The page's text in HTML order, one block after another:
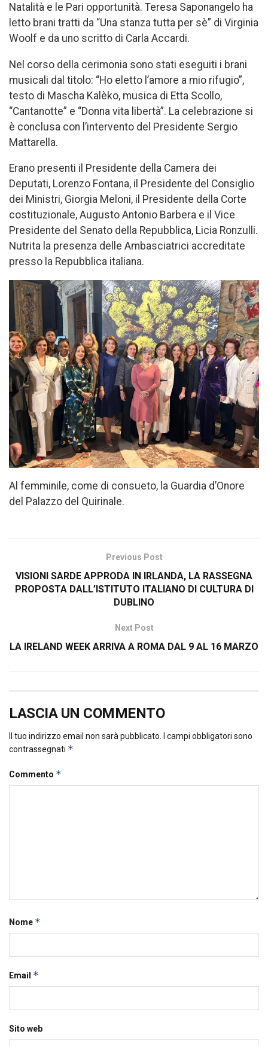
Natalità e le Pari opportunità. Teresa Saponangelo ha
letto brani tratti da “Una stanza tutta per sè” di Virginia
Woolf e da uno scritto di Carla Accardi.
Nel corso della cerimonia sono stati eseguiti i brani
musicali dal titolo: “Ho eletto l’amore a mio rifugio”,
testo di Mascha Kalèko, musica di Etta Scollo,
“Cantanotte” e “Donna vita libertà”. La celebrazione si
è conclusa con l’intervento del Presidente Sergio
Mattarella.
Erano presenti il Presidente della Camera dei
Deputati, Lorenzo Fontana, il Presidente del Consiglio
dei Ministri, Giorgia Meloni, il Presidente della Corte
costituzionale, Augusto Antonio Barbera e il Vice
Presidente del Senato della Repubblica, Licia Ronzulli.
Nutrita la presenza delle Ambasciatrici accreditate
presso la Repubblica italiana.
Al femminile, come di consueto, la Guardia d’Onore
del Palazzo del Quirinale.
Previous Post
VISIONI SARDE APPRODA IN IRLANDA, LA RASSEGNA
PROPOSTA DALL’ISTITUTO ITALIANO DI CULTURA DI
DUBLINO
Next Post
LA IRELAND WEEK ARRIVA A ROMA DAL 9 AL 16 MARZO
LASCIA UN COMMENTO
Il tuo indirizzo email non sarà pubblicato.
I campi obbligatori sono
contrassegnati *
Commento *
Nome *
Email *
Sito web